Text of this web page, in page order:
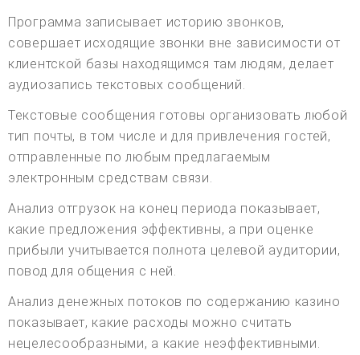
Программа записывает историю звонков,
совершает исходящие звонки вне зависимости от
клиентской базы находящимся там людям, делает
аудиозапись текстовых сообщений.
Текстовые сообщения готовы организовать любой
тип почты, в том числе и для привлечения гостей,
отправленные по любым предлагаемым
электронным средствам связи.
Анализ отгрузок на конец периода показывает,
какие предложения эффективны, а при оценке
прибыли учитывается полнота целевой аудитории,
повод для общения с ней.
Анализ денежных потоков по содержанию казино
показывает, какие расходы можно считать
нецелесообразными, а какие неэффективными.